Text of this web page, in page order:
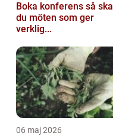
Boka konferens så skapar
du möten som ger
verklig...
06 maj 2026